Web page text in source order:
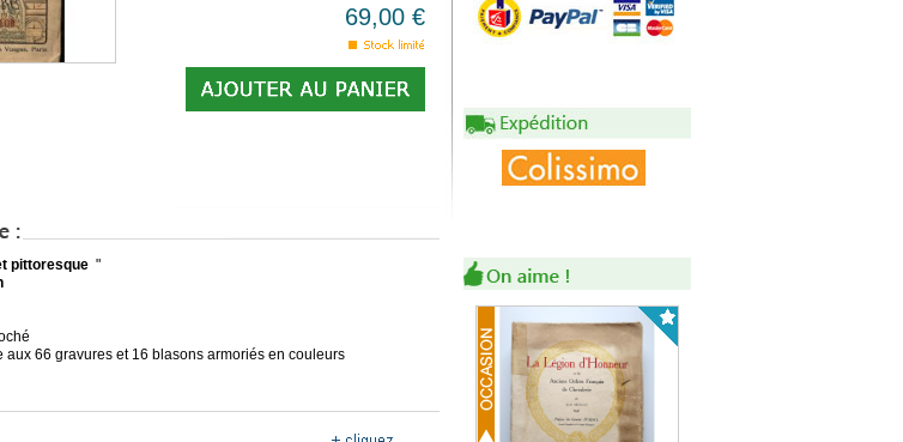
69,00 €
pittoresque "
aux 66 gravures et 16 blasons armoriés en couleurs